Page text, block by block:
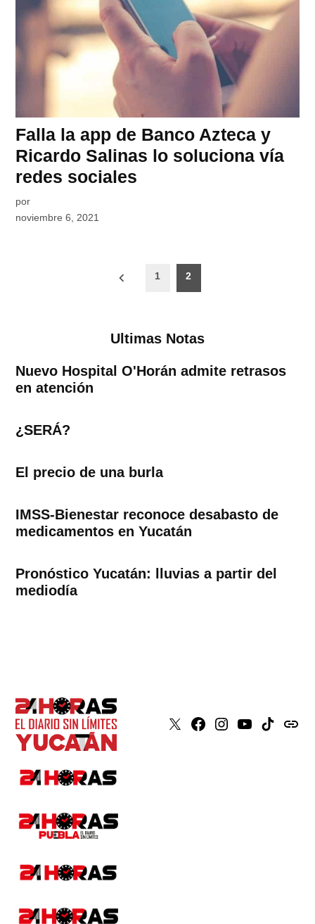
Falla la app de Banco Azteca y
Ricardo Salinas lo soluciona vía
redes sociales
por
noviembre 6, 2021
1 2
Ultimas Notas
Nuevo Hospital O'Horán admite retrasos
en atención
¿SERÁ?
El precio de una burla
IMSS-Bienestar reconoce desabasto de
medicamentos en Yucatán
Pronóstico Yucatán: lluvias a partir del
mediodía
X Faceboook
Instagram
YoutubeTiktokissuu